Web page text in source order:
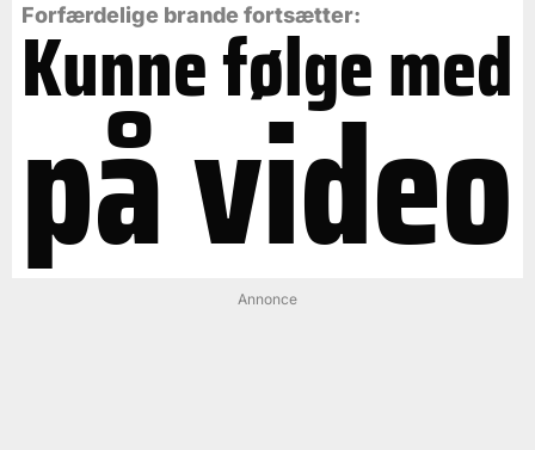
Forfærdelige brande fortsætter:
Kunne følge med
på video
Annonce